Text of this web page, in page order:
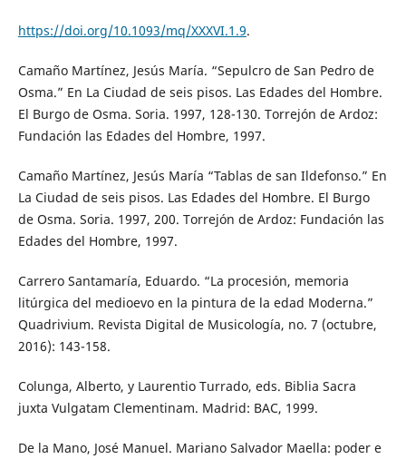
https://doi.org/10.1093/mq/XXXVI.1.9.
Camaño Martínez, Jesús María. “Sepulcro de San Pedro de
Osma.” En La Ciudad de seis pisos. Las Edades del Hombre.
El Burgo de Osma. Soria. 1997, 128-130. Torrejón de Ardoz:
Fundación las Edades del Hombre, 1997.
Camaño Martínez, Jesús María “Tablas de san Ildefonso.” En
La Ciudad de seis pisos. Las Edades del Hombre. El Burgo
de Osma. Soria. 1997, 200. Torrejón de Ardoz: Fundación las
Edades del Hombre, 1997.
Carrero Santamaría, Eduardo. “La procesión, memoria
litúrgica del medioevo en la pintura de la edad Moderna.”
Quadrivium. Revista Digital de Musicología, no. 7 (octubre,
2016): 143-158.
Colunga, Alberto, y Laurentio Turrado, eds. Biblia Sacra
juxta Vulgatam Clementinam. Madrid: BAC, 1999.
De la Mano, José Manuel. Mariano Salvador Maella: poder e